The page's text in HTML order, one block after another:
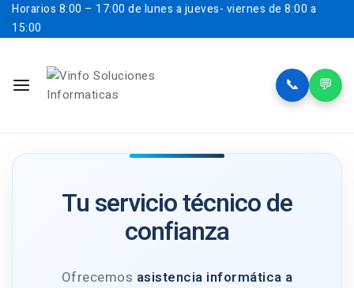
Horarios 8:00 – 17:00 de lunes a jueves- viernes de 8:00 a
15:00
📞 💬
Tu servicio técnico de
confianza
Ofrecemos asistencia informática a